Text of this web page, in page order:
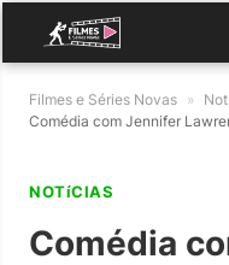
Filmes e Séries Novas »
Comédia com Jennifer
NOTíCIAS
Comédia